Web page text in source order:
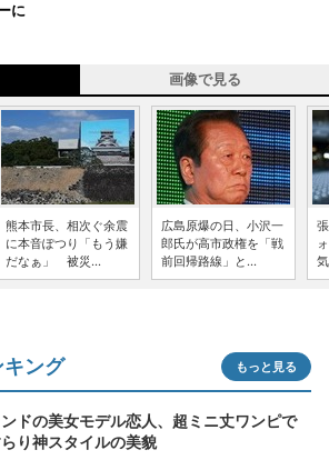
に
画像で見る
熊本市長、相次ぐ余震
に本音ぽつり「もう嫌
だなぁ」 被災...
広島原爆の日、小沢一
郎氏が高市政権を「戦
前回帰路線」と...
ング もっと見る
ドの美女モデル恋人、超ミニ丈ワンピで
り神スタイルの美貌